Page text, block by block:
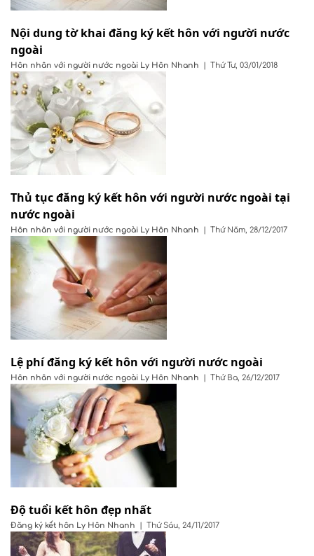
Nội dung tờ khai đăng ký kết hôn với người nước
ngoài
Hôn nhân với người nước ngoài Ly Hôn Nhanh | Thứ Tư, 03/01/2018
Thủ tục đăng ký kết hôn với người nước ngoài tại
nước ngoài
Hôn nhân với người nước ngoài Ly Hôn Nhanh | Thứ Năm, 28/12/2017
Lệ phí đăng ký kết hôn với người nước ngoài
Hôn nhân với người nước ngoài Ly Hôn Nhanh | Thứ Ba, 26/12/2017
Độ tuổi kết hôn đẹp nhất
Đăng ký kết hôn Ly Hôn Nhanh | Thứ Sáu, 24/11/2017